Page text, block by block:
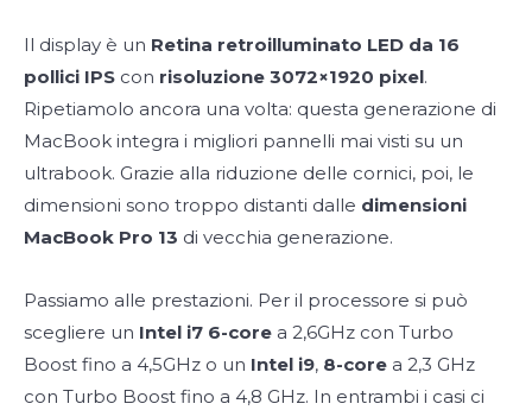
Il display è un Retina retroilluminato LED da 16
pollici IPS con risoluzione 3072×1920 pixel.
Ripetiamolo ancora una volta: questa generazione di
MacBook integra i migliori pannelli mai visti su un
ultrabook. Grazie alla riduzione delle cornici, poi, le
dimensioni sono troppo distanti dalle dimensioni
MacBook Pro 13 di vecchia generazione.
Passiamo alle prestazioni. Per il processore si può
scegliere un Intel i7 6-core a 2,6GHz con Turbo
Boost fino a 4,5GHz o un Intel i9, 8-core a 2,3 GHz
con Turbo Boost fino a 4,8 GHz. In entrambi i casi ci